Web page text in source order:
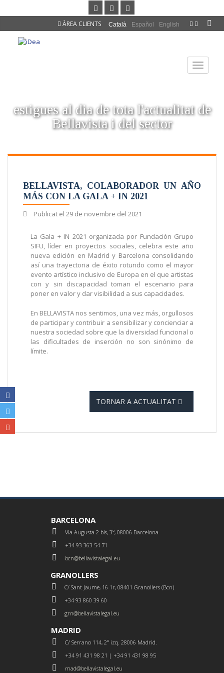
Català Español English
ÀREA CLIENTS
TOGGLE
estigues al dia de tota l'actualitat de
Bellavista i del sector
BELLAVISTA, COLABORADOR UN AÑO
MÁS CON LA GALA + IN 2021
Publicat el 29 de novembre del 2021
La Gala + IN 2021 organizada por Fundación Grupo
SIFU, líder en proyectos sociales, celebra este año
nueva edición en Madrid y Barcelona consolidando
así una trayectoria de éxito rotundo como el mayor
evento artístico inclusivo de Europa en el que artistas
con y sin discapacidad toman el escenario para
poner en valor y dar visibilidad a sus capacidades.
En BELLAVISTA nos sentimos, una vez más, orgullosos
de participar y contribuir a sensibilizar y concienciar a
nuestra sociedad sobre que la diversidad funcional o
las dificultades de inserción no son sinónimo de
límite.
TORNAR A ACTUALITAT
BARCELONA
Via Augusta 2 bis, 3º, 08006 Barcelona
+34 93 363 54 71
bcn@bellavistalegal.eu
GRANOLLERS
C/ Sant Jaume, 16 1r, 08401 Granollers (Bcn)
+34 93 860 39 60
grn@bellavistalegal.eu
MADRID
C/ Serrano 114, 2º izq. 28006 Madrid.
+34 91 431 98 21 | +34 91 431 98 95
mad@bellavistalegal.eu